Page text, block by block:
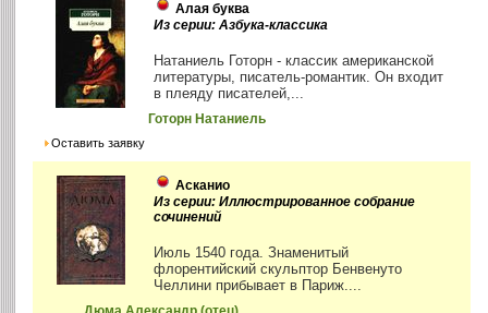
Алая буква
Из серии: Азбука-классика
Натаниель Готорн - классик американской
литературы, писатель-романтик. Он входит
в плеяду писателей,...
Готорн Натаниель
Оставить заявку
Асканио
Из серии: Иллюстрированное собрание
сочинений
Июль 1540 года. Знаменитый
флорентийский скульптор Бенвенуто
Челлини прибывает в Париж....